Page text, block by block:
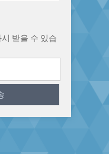
받을 수 있습